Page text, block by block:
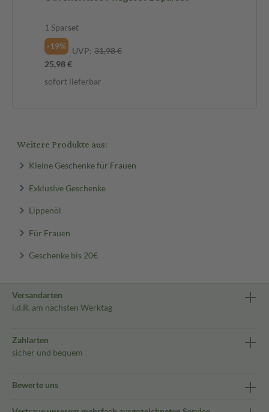
1 Sparset
-19%
UVP: 31,98 €
25,98 €
sofort lieferbar
Weitere Produkte aus:
Kleine Geschenke für Frauen
Exklusive Geschenke
Lippenöl
Für Frauen
Geschenke bis 20€
Versandarten
i.d.R. am nächsten Werktag
Zahlarten
sicher und bequem
Bewerte uns